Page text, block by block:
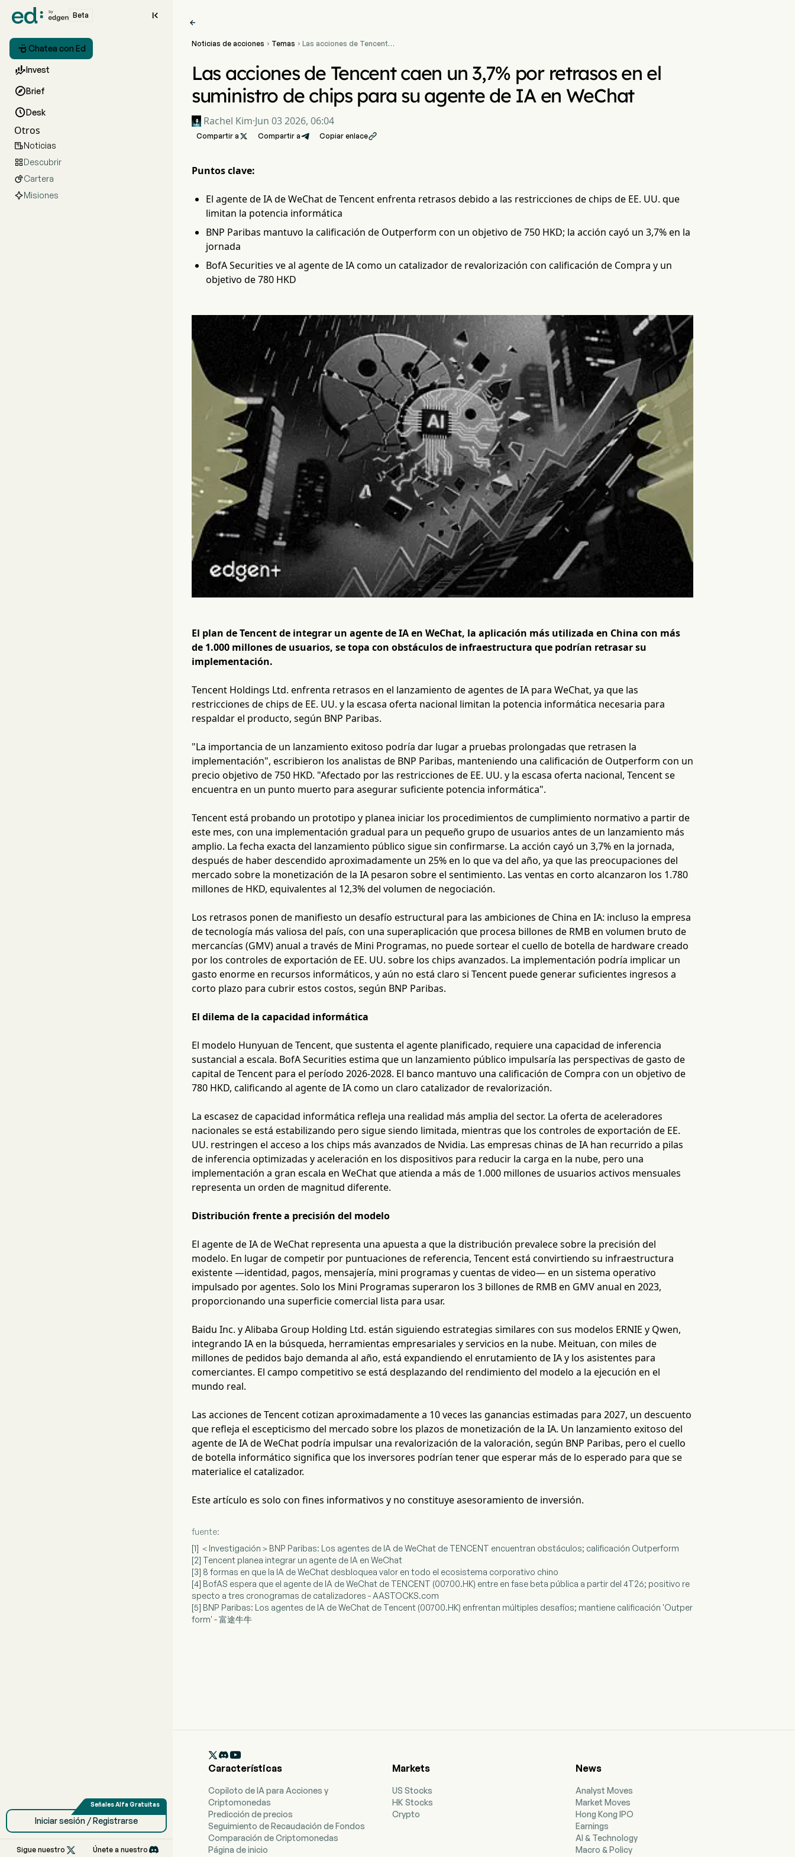
Beta 
 Chatea con Ed
Invest
Brief
Desk
Otros
Noticias
Descubrir
Cartera
Misiones
Iniciar sesión / Registrarse
Sigue nuestro  Únete a nuestro

Noticias de acciones  Temas  Las acciones de Tencent
para su agente de IA en
WeChat
Las acciones de Tencent caen un 3,7% por retrasos en el
suministro de chips para su agente de IA en WeChat
Rachel Kim·Jun 03 2026, 06:04
Compartir a  Compartir a Copiar enlace
Puntos clave:
El agente de IA de WeChat de Tencent enfrenta retrasos debido a las restricciones de chips de EE. UU. que
limitan la potencia informática
BNP Paribas mantuvo la calificación de Outperform con un objetivo de 750 HKD; la acción cayó un 3,7% en la
jornada
BofA Securities ve al agente de IA como un catalizador de revalorización con calificación de Compra y un
objetivo de 780 HKD
El plan de Tencent de integrar un agente de IA en WeChat, la aplicación más utilizada en China con más
de 1.000 millones de usuarios, se topa con obstáculos de infraestructura que podrían retrasar su
implementación.
Tencent Holdings Ltd. enfrenta retrasos en el lanzamiento de agentes de IA para WeChat, ya que las
restricciones de chips de EE. UU. y la escasa oferta nacional limitan la potencia informática necesaria para
respaldar el producto, según BNP Paribas.
"La importancia de un lanzamiento exitoso podría dar lugar a pruebas prolongadas que retrasen la
implementación", escribieron los analistas de BNP Paribas, manteniendo una calificación de Outperform con un
precio objetivo de 750 HKD. "Afectado por las restricciones de EE. UU. y la escasa oferta nacional, Tencent se
encuentra en un punto muerto para asegurar suficiente potencia informática".
Tencent está probando un prototipo y planea iniciar los procedimientos de cumplimiento normativo a partir de
este mes, con una implementación gradual para un pequeño grupo de usuarios antes de un lanzamiento más
amplio. La fecha exacta del lanzamiento público sigue sin confirmarse. La acción cayó un 3,7% en la jornada,
después de haber descendido aproximadamente un 25% en lo que va del año, ya que las preocupaciones del
mercado sobre la monetización de la IA pesaron sobre el sentimiento. Las ventas en corto alcanzaron los 1.780
millones de HKD, equivalentes al 12,3% del volumen de negociación.
Los retrasos ponen de manifiesto un desafío estructural para las ambiciones de China en IA: incluso la empresa
de tecnología más valiosa del país, con una superaplicación que procesa billones de RMB en volumen bruto de
mercancías (GMV) anual a través de Mini Programas, no puede sortear el cuello de botella de hardware creado
por los controles de exportación de EE. UU. sobre los chips avanzados. La implementación podría implicar un
gasto enorme en recursos informáticos, y aún no está claro si Tencent puede generar suficientes ingresos a
corto plazo para cubrir estos costos, según BNP Paribas.
El dilema de la capacidad informática
El modelo Hunyuan de Tencent, que sustenta el agente planificado, requiere una capacidad de inferencia
sustancial a escala. BofA Securities estima que un lanzamiento público impulsaría las perspectivas de gasto de
capital de Tencent para el período 2026-2028. El banco mantuvo una calificación de Compra con un objetivo de
780 HKD, calificando al agente de IA como un claro catalizador de revalorización.
La escasez de capacidad informática refleja una realidad más amplia del sector. La oferta de aceleradores
nacionales se está estabilizando pero sigue siendo limitada, mientras que los controles de exportación de EE.
UU. restringen el acceso a los chips más avanzados de Nvidia. Las empresas chinas de IA han recurrido a pilas
de inferencia optimizadas y aceleración en los dispositivos para reducir la carga en la nube, pero una
implementación a gran escala en WeChat que atienda a más de 1.000 millones de usuarios activos mensuales
representa un orden de magnitud diferente.
Distribución frente a precisión del modelo
El agente de IA de WeChat representa una apuesta a que la distribución prevalece sobre la precisión del
modelo. En lugar de competir por puntuaciones de referencia, Tencent está convirtiendo su infraestructura
existente —identidad, pagos, mensajería, mini programas y cuentas de video— en un sistema operativo
impulsado por agentes. Solo los Mini Programas superaron los 3 billones de RMB en GMV anual en 2023,
proporcionando una superficie comercial lista para usar.
Baidu Inc. y Alibaba Group Holding Ltd. están siguiendo estrategias similares con sus modelos ERNIE y Qwen,
integrando IA en la búsqueda, herramientas empresariales y servicios en la nube. Meituan, con miles de
millones de pedidos bajo demanda al año, está expandiendo el enrutamiento de IA y los asistentes para
comerciantes. El campo competitivo se está desplazando del rendimiento del modelo a la ejecución en el
mundo real.
Las acciones de Tencent cotizan aproximadamente a 10 veces las ganancias estimadas para 2027, un descuento
que refleja el escepticismo del mercado sobre los plazos de monetización de la IA. Un lanzamiento exitoso del
agente de IA de WeChat podría impulsar una revalorización de la valoración, según BNP Paribas, pero el cuello
de botella informático significa que los inversores podrían tener que esperar más de lo esperado para que se
materialice el catalizador.
Este artículo es solo con fines informativos y no constituye asesoramiento de inversión.
fuente:
[1] ＜Investigación＞BNP Paribas: Los agentes de IA de WeChat de TENCENT encuentran obstáculos; calificación Outperform
[2] Tencent planea integrar un agente de IA en WeChat
[3] 8 formas en que la IA de WeChat desbloquea valor en todo el ecosistema corporativo chino
[4] BofAS espera que el agente de IA de WeChat de TENCENT (00700.HK) entre en fase beta pública a partir del 4T26; positivo re
specto a tres cronogramas de catalizadores - AASTOCKS.com
[5] BNP Paribas: Los agentes de IA de WeChat de Tencent (00700.HK) enfrentan múltiples desafíos; mantiene calificación 'Outper
form' - 富途牛牛

Características
Copiloto de IA para Acciones y
Criptomonedas
Predicción de precios
Seguimiento de Recaudación de Fondos
Comparación de Criptomonedas
Página de inicio
Markets
US Stocks
HK Stocks
Crypto
News
Analyst Moves
Market Moves
Hong Kong IPO
Earnings
AI & Technology
Macro & Policy